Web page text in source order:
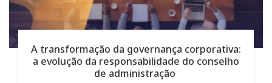
A transformação da governança corporativa:
a evolução da responsabilidade do conselho
de administração